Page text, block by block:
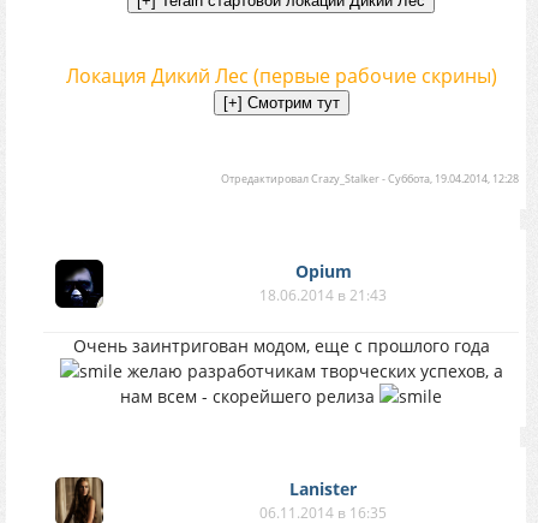
Локация Дикий Лес (первые рабочие скрины)
ОтредактировалCrazy_Stalker-Суббота, 19.04.2014, 12:28
Opium
18.06.2014 в 21:43
Очень заинтригован модом, еще с прошлого года
желаю разработчикам творческих успехов, а
нам всем - скорейшего релиза
Lanister
06.11.2014 в 16:35